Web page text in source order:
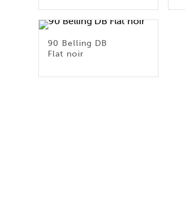
90 Belling DB
Flat noir